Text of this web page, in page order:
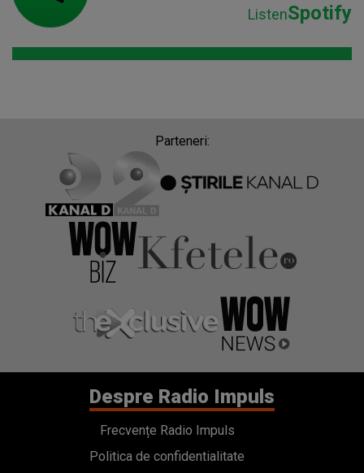
ListenSpotify
Parteneri:
Despre Radio Impuls
Frecvențe Radio Impuls
Politica de confidentialitate